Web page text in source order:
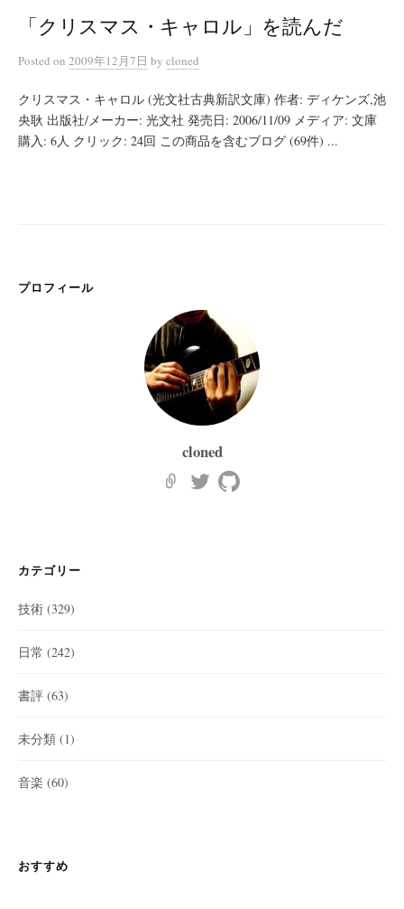
「クリスマス・キャロル」を読んだ
Posted on 2009年12月7日 by cloned
クリスマス・キャロル (光文社古典新訳文庫) 作者: ディケンズ,池
央耿 出版社/メーカー: 光文社 発売日: 2006/11/09 メディア: 文庫
購入: 6人 クリック: 24回 この商品を含むブログ (69件) ...
プロフィール
cloned
カテゴリー
技術 (329)
日常 (242)
書評 (63)
未分類 (1)
音楽 (60)
おすすめ